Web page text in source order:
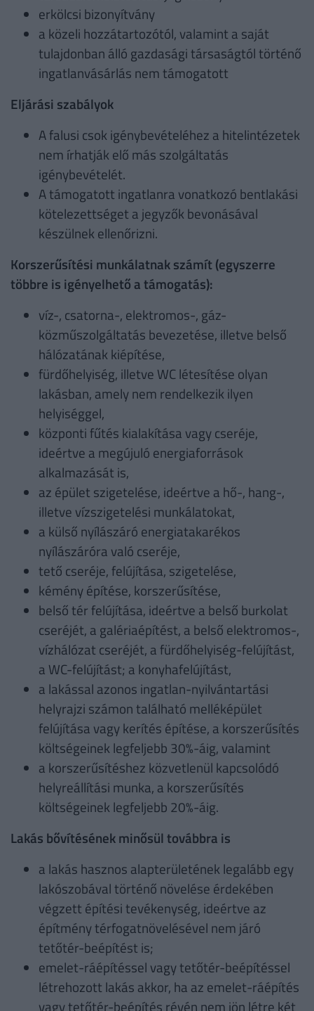
erkölcsi bizonyítvány
a közeli hozzátartozótól, valamint a saját
tulajdonban álló gazdasági társaságtól történő
ingatlanvásárlás nem támogatott
Eljárási szabályok
A falusi csok igénybevételéhez a hitelintézetek
nem írhatják elő más szolgáltatás
igénybevételét.
A támogatott ingatlanra vonatkozó bentlakási
kötelezettséget a jegyzők bevonásával
készülnek ellenőrizni.
Korszerűsítési munkálatnak számít (egyszerre
többre is igényelhető a támogatás):
víz-, csatorna-, elektromos-, gáz-
közműszolgáltatás bevezetése, illetve belső
hálózatának kiépítése,
fürdőhelyiség, illetve WC létesítése olyan
lakásban, amely nem rendelkezik ilyen
helyiséggel,
központi fűtés kialakítása vagy cseréje,
ideértve a megújuló energiaforrások
alkalmazását is,
az épület szigetelése, ideértve a hő-, hang-,
illetve vízszigetelési munkálatokat,
a külső nyílászáró energiatakarékos
nyílászáróra való cseréje,
tető cseréje, felújítása, szigetelése,
kémény építése, korszerűsítése,
belső tér felújítása, ideértve a belső burkolat
cseréjét, a galériaépítést, a belső elektromos-,
vízhálózat cseréjét, a fürdőhelyiség-felújítást,
a WC-felújítást; a konyhafelújítást,
a lakással azonos ingatlan-nyilvántartási
helyrajzi számon található melléképület
felújítása vagy kerítés építése, a korszerűsítés
költségeinek legfeljebb 30%-áig, valamint
a korszerűsítéshez közvetlenül kapcsolódó
helyreállítási munka, a korszerűsítés
költségeinek legfeljebb 20%-áig.
Lakás bővítésének minősül továbbra is
a lakás hasznos alapterületének legalább egy
lakószobával történő növelése érdekében
végzett építési tevékenység, ideértve az
építmény térfogatnövelésével nem járó
tetőtér-beépítést is;
emelet-ráépítéssel vagy tetőtér-beépítéssel
létrehozott lakás akkor, ha az emelet-ráépítés
vagy tetőtér-beépítés révén nem jön létre két